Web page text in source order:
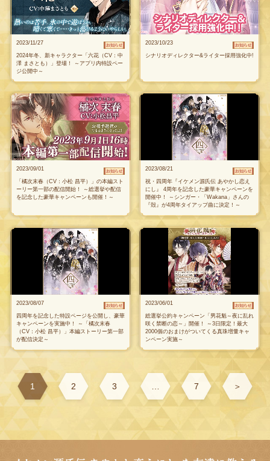
2023/11/27
2024年冬、新キャラクター「六花（CV：中
澤 まさとも）」登場！ ～アプリ内特設ペー
ジ公開中～
2023/10/23
シナリオディレクター&ライター採用強化中!
2023/09/01
「橘次末春（CV：小松 昌平）」の本編スト
ーリー第一部の配信開始！ ～総選挙や配信
を記念した豪華キャンペーンも開催！～
2023/08/21
祝・四周年『イケメン源氏伝 あやかし恋え
にし』 4周年を記念した豪華キャンペーンを
開催中！ ～シンガー・「Wakana」さんの
『殻』が4周年タイアップ曲に決定！～
2023/08/07
四周年を記念した特設ページを公開し、豪華
キャンペーンを実施中！ ～「橘次末春
（CV：小松 昌平）」本編ストーリー第一部
が配信決定～
2023/06/01
総選挙公約キャンペーン「男花魁～夜に乱れ
咲く禁断の恋～」開催！ ～3日限定！最大
2000個のおまけがついてくる真珠増量キャ
ンペーン実施～
1 2 3 7 ＞